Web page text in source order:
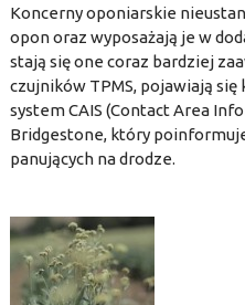
Koncerny oponiarskie
opon oraz wyposażają je w
stają się one coraz bardziej
czujników TPMS, pojawiają
system CAIS (Contact Area
Bridgestone, który
panujących na drodze.